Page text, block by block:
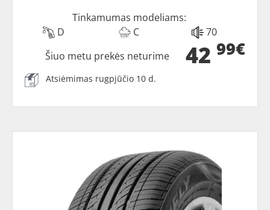
Tinkamumas modeliams:
D
C 70
42 99€
Šiuo metu prekės neturime
Atsiėmimas rugpjūčio 10 d.